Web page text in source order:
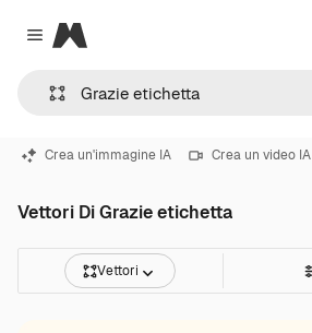
Close menu
Magnific
Crea un'immagine IA Crea un video IA
Vettori Di Grazie etichetta
Vettori